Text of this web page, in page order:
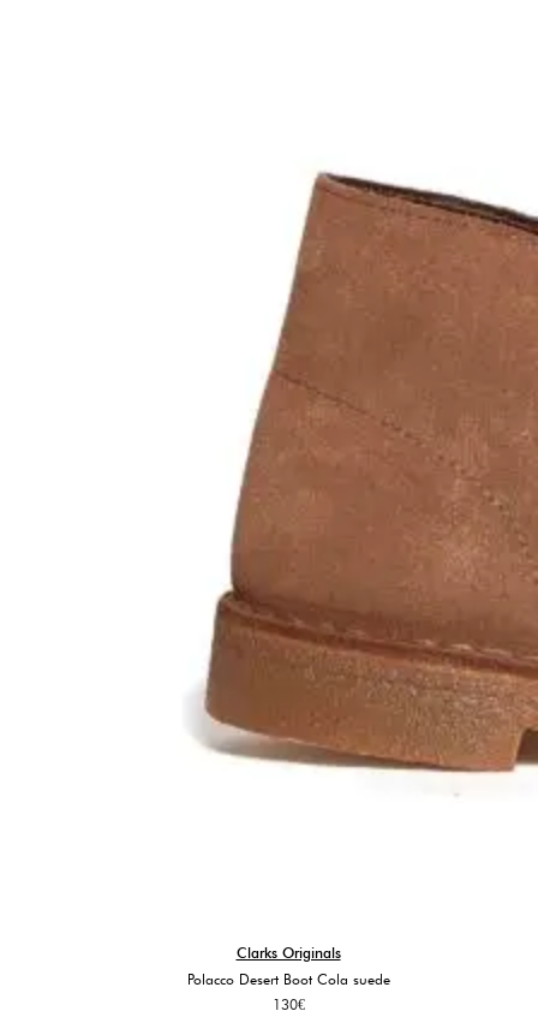
Clarks Originals
Polacco Desert Boot Cola suede
130€